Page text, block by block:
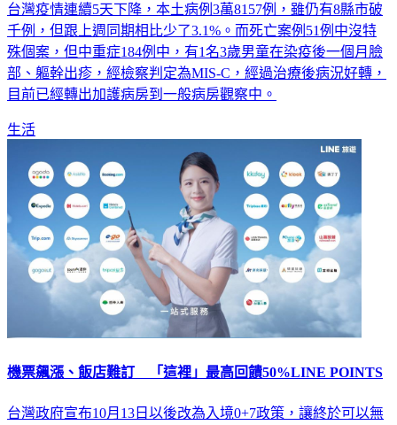
台灣疫情連續5天下降，本土病例3萬8157例，雖仍有8縣市破
千例，但跟上週同期相比少了3.1%。而死亡案例51例中沒特
殊個案，但中重症184例中，有1名3歲男童在染疫後一個月臉
部、軀幹出疹，經檢察判定為MIS-C，經過治療後病況好轉，
目前已經轉出加護病房到一般病房觀察中。
生活
機票飆漲、飯店難訂 「這裡」最高回饋50%LINE POINTS
台灣政府宣布10月13日以後改為入境0+7政策，讓終於可以無